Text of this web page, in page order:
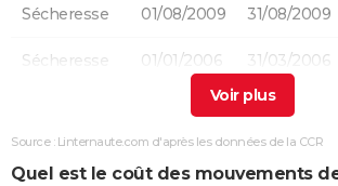
Sécheresse 01/08/2009 31/08/2009
Sécheresse 01/01/2006 31/03/2006
01/01/1996
Source : Linternaute.com d'après les données de la CCR
Quel est le coût des mouvements